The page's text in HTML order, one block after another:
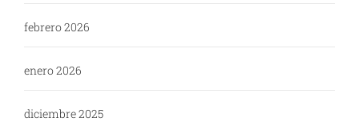
febrero 2026
enero 2026
diciembre 2025